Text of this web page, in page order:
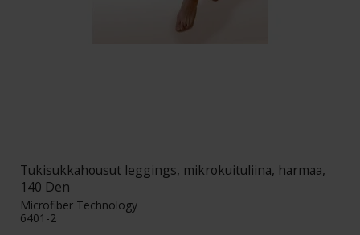
Tukisukkahousut leggings, mikrokuituliina, harmaa,
140 Den
Microfiber Technology
6401-2